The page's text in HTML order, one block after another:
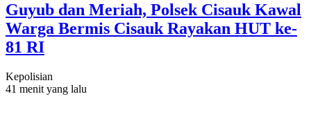
Guyub dan Meriah, Polsek Cisauk Kawal
Warga Bermis Cisauk Rayakan HUT ke-
81 RI
Kepolisian
41 menit yang lalu